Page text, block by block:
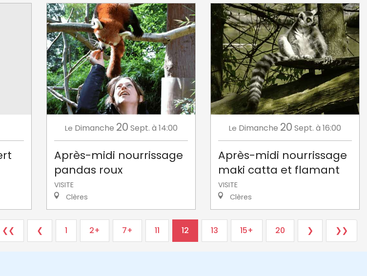
Le Dimanche 20 Sept. à 14:00
Après-midi nourrissage
pandas roux
VISITE
Clères
Le Dimanche 20 Sept. à 16:00
Après-midi nourrissage
maki catta et flamant
VISITE
Clères
❮❮ ❮ 1 2+ 7+ 11 12 13 15+ 20 ❯ ❯❯